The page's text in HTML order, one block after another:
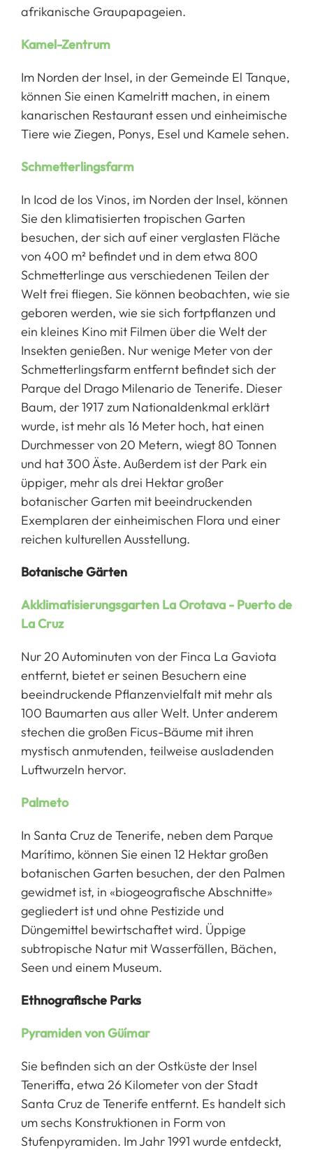
afrikanische Graupapageien.
Kamel-Zentrum
Im Norden der Insel, in der Gemeinde El Tanque,
können Sie einen Kamelritt machen, in einem
kanarischen Restaurant essen und einheimische
Tiere wie Ziegen, Ponys, Esel und Kamele sehen.
Schmetterlingsfarm
In Icod de los Vinos, im Norden der Insel, können
Sie den klimatisierten tropischen Garten
besuchen, der sich auf einer verglasten Fläche
von 400 m² befindet und in dem etwa 800
Schmetterlinge aus verschiedenen Teilen der
Welt frei fliegen. Sie können beobachten, wie sie
geboren werden, wie sie sich fortpflanzen und
ein kleines Kino mit Filmen über die Welt der
Insekten genießen. Nur wenige Meter von der
Schmetterlingsfarm entfernt befindet sich der
Parque del Drago Milenario de Tenerife. Dieser
Baum, der 1917 zum Nationaldenkmal erklärt
wurde, ist mehr als 16 Meter hoch, hat einen
Durchmesser von 20 Metern, wiegt 80 Tonnen
und hat 300 Äste. Außerdem ist der Park ein
üppiger, mehr als drei Hektar großer
botanischer Garten mit beeindruckenden
Exemplaren der einheimischen Flora und einer
reichen kulturellen Ausstellung.
Botanische Gärten
Akklimatisierungsgarten La Orotava - Puerto de
La Cruz
Nur 20 Autominuten von der Finca La Gaviota
entfernt, bietet er seinen Besuchern eine
beeindruckende Pflanzenvielfalt mit mehr als
100 Baumarten aus aller Welt. Unter anderem
stechen die großen Ficus-Bäume mit ihren
mystisch anmutenden, teilweise ausladenden
Luftwurzeln hervor.
Palmeto
In Santa Cruz de Tenerife, neben dem Parque
Marítimo, können Sie einen 12 Hektar großen
botanischen Garten besuchen, der den Palmen
gewidmet ist, in «biogeografische Abschnitte»
gegliedert ist und ohne Pestizide und
Düngemittel bewirtschaftet wird. Üppige
subtropische Natur mit Wasserfällen, Bächen,
Seen und einem Museum.
Ethnografische Parks
Pyramiden von Güímar
Sie befinden sich an der Ostküste der Insel
Teneriffa, etwa 26 Kilometer von der Stadt
Santa Cruz de Tenerife entfernt. Es handelt sich
um sechs Konstruktionen in Form von
Stufenpyramiden. Im Jahr 1991 wurde entdeckt,